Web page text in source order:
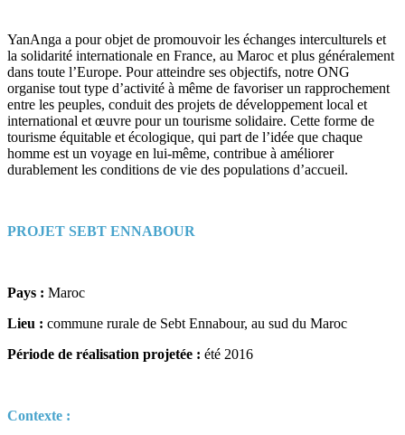
YanAnga a pour objet de promouvoir les échanges interculturels et
la solidarité internationale en France, au Maroc et plus généralement
dans toute l’Europe. Pour atteindre ses objectifs, notre ONG
organise tout type d’activité à même de favoriser un rapprochement
entre les peuples, conduit des projets de développement local et
international et œuvre pour un tourisme solidaire. Cette forme de
tourisme équitable et écologique, qui part de l’idée que chaque
homme est un voyage en lui-même, contribue à améliorer
durablement les conditions de vie des populations d’accueil.
PROJET SEBT ENNABOUR
Pays : Maroc
Lieu : commune rurale de Sebt Ennabour, au sud du Maroc
Période de réalisation projetée : été 2016
Contexte :